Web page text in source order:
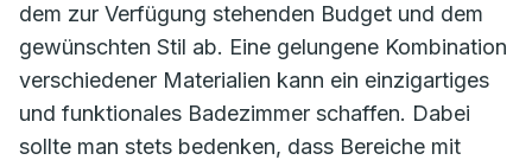
dem zur Verfügung stehenden Budget und dem
gewünschten Stil ab. Eine gelungene Kombination
verschiedener Materialien kann ein einzigartiges
und funktionales Badezimmer schaffen. Dabei
sollte man stets bedenken, dass Bereiche mit